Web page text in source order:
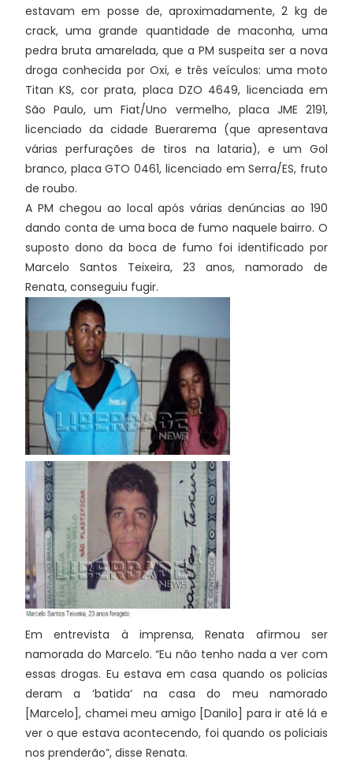
estavam em posse de, aproximadamente, 2 kg de
crack, uma grande quantidade de maconha, uma
pedra bruta amarelada, que a PM suspeita ser a nova
droga conhecida por Oxi, e três veículos: uma moto
Titan KS, cor prata, placa DZO 4649, licenciada em
São Paulo, um Fiat/Uno vermelho, placa JME 2191,
licenciado da cidade Buerarema (que apresentava
várias perfurações de tiros na lataria), e um Gol
branco, placa GTO 0461, licenciado em Serra/ES, fruto
de roubo.
A PM chegou ao local após várias denúncias ao 190
dando conta de uma boca de fumo naquele bairro. O
suposto dono da boca de fumo foi identificado por
Marcelo Santos Teixeira, 23 anos, namorado de
Renata, conseguiu fugir.
Em entrevista à imprensa, Renata afirmou ser
namorada do Marcelo. “Eu não tenho nada a ver com
essas drogas. Eu estava em casa quando os policias
deram a ‘batida’ na casa do meu namorado
[Marcelo], chamei meu amigo [Danilo] para ir até lá e
ver o que estava acontecendo, foi quando os policiais
nos prenderão”, disse Renata.